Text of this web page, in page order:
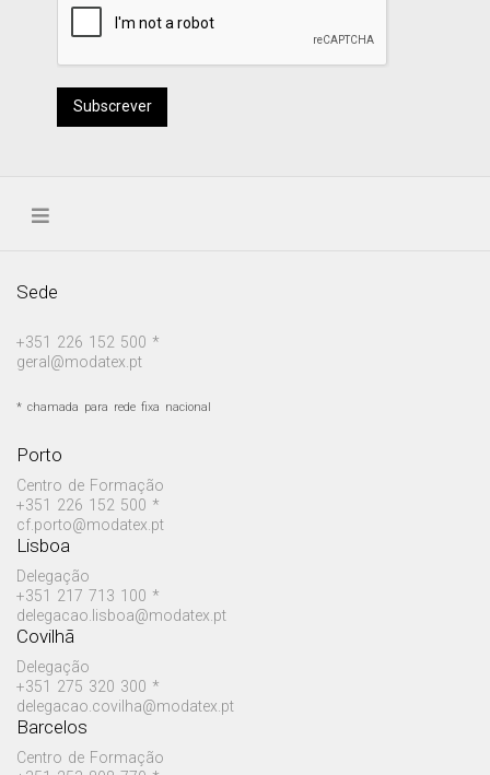
Subscrever
Sede
+351 226 152 500 *
geral@modatex.pt
* chamada para rede fixa nacional
Porto
Centro de Formação
+351 226 152 500 *
cf.porto@modatex.pt
Lisboa
Delegação
+351 217 713 100 *
delegacao.lisboa@modatex.pt
Covilhã
Delegação
+351 275 320 300 *
delegacao.covilha@modatex.pt
Barcelos
Centro de Formação